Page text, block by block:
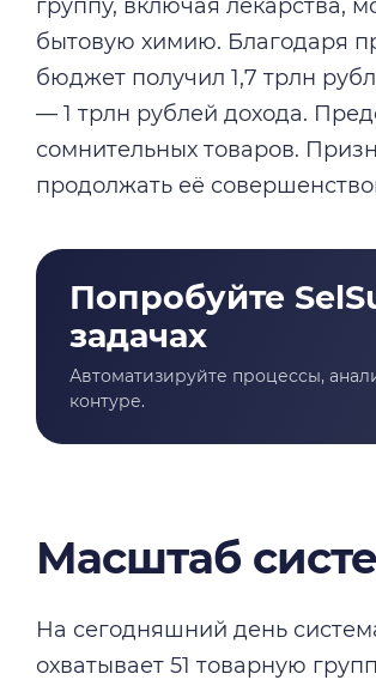
группу, включая лекарства,
бытовую химию. Благодаря
бюджет получил 1,7 трлн
— 1 трлн рублей дохода.
сомнительных товаров.
продолжать её
Масштаб
На сегодняшний день
охватывает 51 товарную